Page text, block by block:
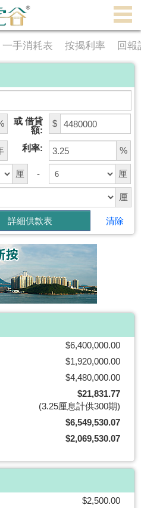
一手消耗表 按揭利率 回報
或 借貸
額:
$
利率: %
厘 - 厘
厘
清除
$6,400,000.00
$1,920,000.00
$4,480,000.00
$21,831.77
(3.25厘息計供300期)
$6,549,530.07
$2,069,530.07
$2,500.00